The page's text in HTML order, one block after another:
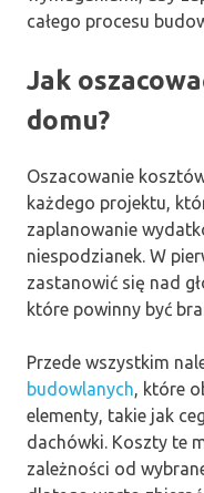
całego procesu
Jak
domu?
Oszacowanie
każdego projektu,
zaplanowanie
niespodzianek. W
zastanowić się nad
które powinny być
Przede wszystkim
budowlanych, które
elementy, takie jak
dachówki. Koszty te
zależności od